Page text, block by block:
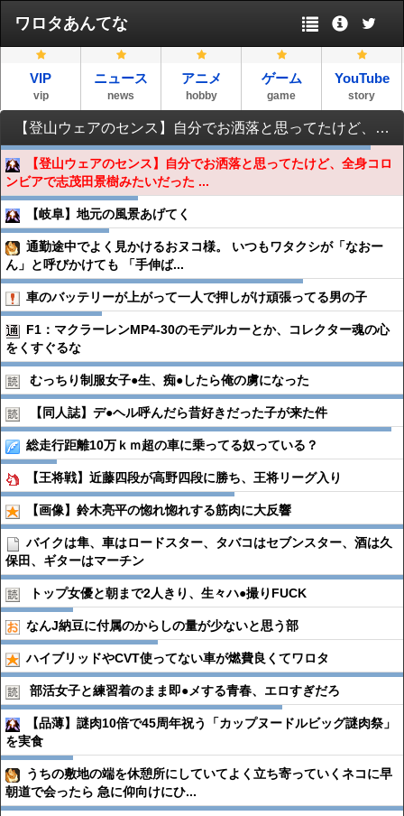
ワロタあんてな
VIP
vip
ニュース
news
アニメ
hobby
ゲーム
game
YouTube
story
【登山ウェアのセンス】自分でお洒落と思ってたけど、全身コロンビアで志茂田景樹みたいだった (´・ω・`)
【登山ウェアのセンス】自分でお洒落と思ってたけど、全身コロ
ンビアで志茂田景樹みたいだった ...
【岐阜】地元の風景あげてく
通勤途中でよく見かけるおヌコ様。 いつもワタクシが「なおー
ん」と呼びかけても 「手伸ば...
車のバッテリーが上がって一人で押しがけ頑張ってる男の子
F1：マクラーレンMP4-30のモデルカーとか、コレクター魂の心
をくすぐるな
むっちり制服女子●︎生、痴●︎したら俺の虜になった
【同人誌】デ●︎ヘル呼んだら昔好きだった子が来た件
総走行距離10万ｋｍ超の車に乗ってる奴っている？
【王将戦】近藤四段が高野四段に勝ち、王将リーグ入り
【画像】鈴木亮平の惚れ惚れする筋肉に大反響
バイクは隼、車はロードスター、タバコはセブンスター、酒は久
保田、ギターはマーチン
トップ女優と朝まで2人きり、生々ハ●︎撮りFUCK
なんJ納豆に付属のからしの量が少ないと思う部
ハイブリッドやCVT使ってない車が燃費良くてワロタ
部活女子と練習着のまま即●︎メする青春、エロすぎだろ
【品薄】謎肉10倍で45周年祝う「カップヌードルビッグ謎肉祭」
を実食
うちの敷地の端を休憩所にしていてよく立ち寄っていくネコに早
朝道で会ったら 急に仰向けにひ...